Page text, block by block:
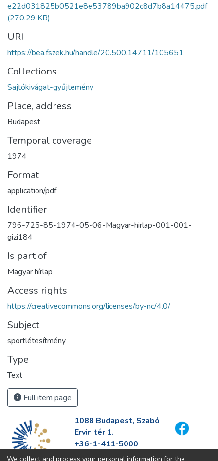
e22d031825b0521e8e53789ba902c8d7b8a14475.pdf
(270.29 KB)
URI
https://bea.fszek.hu/handle/20.500.14711/105651
Collections
Sajtókivágat-gyűjtemény
Place, address
Budapest
Temporal coverage
1974
Format
application/pdf
Identifier
796-725-85-1974-05-06-Magyar-hirlap-001-001-
gizi184
Is part of
Magyar hírlap
Access rights
https://creativecommons.org/licenses/by-nc/4.0/
Subject
sportlétesítmény
Type
Text
Full item page
1088 Budapest, Szabó
Ervin tér 1.
+36-1-411-5000
info@fszek.hu
We collect and process your personal information for the